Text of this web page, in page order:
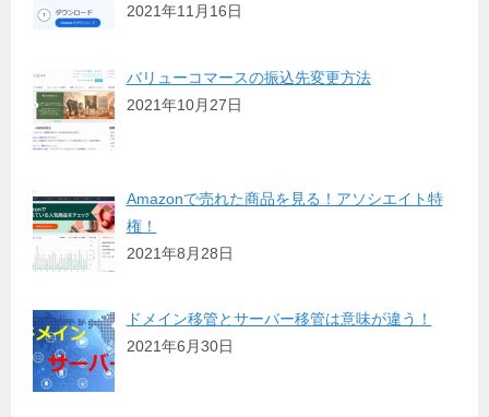
2021年11月16日
バリューコマースの振込先変更方法
2021年10月27日
Amazonで売れた商品を見る！アソシエイト特
権！
2021年8月28日
ドメイン移管とサーバー移管は意味が違う！
2021年6月30日